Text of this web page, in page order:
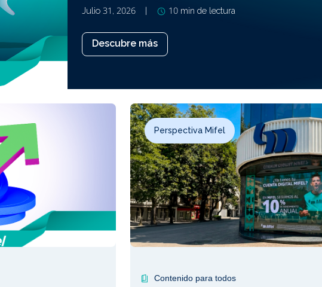
Julio 31, 2026 | 10 min de lectura
Descubre más
Perspectiva Mifel
Contenido para todos